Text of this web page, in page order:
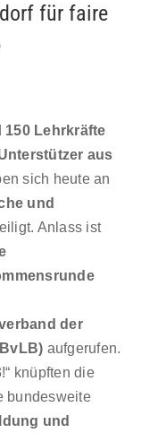
für faire
150 Lehrkräfte
aus
sich heute an
und
Anlass ist
der
aufgerufen.
knüpften die
bundesweite
und